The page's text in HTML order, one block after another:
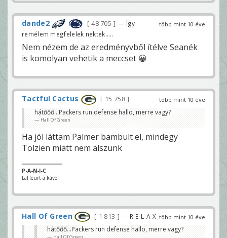
több mint 10 éve
dande2 48 705
— Így
remélem megfelelek nektek.....
Nem nézem de az eredményvből ítélve Seanék
is komolyan vehetik a meccset 😀
több mint 10 éve
Tactful Cactus
15 758
hátőőő...Packers run defense hallo, merre vagy?
Hall Of Green
Ha jól láttam Palmer bambult el, mindegy
Tolzien miatt nem alszunk
P-A-N-I-C
LaFleurt a kávé!
több mint 10 éve
Hall Of Green 1 813 — R-E-L-A-X
hátőőő...Packers run defense hallo, merre vagy?